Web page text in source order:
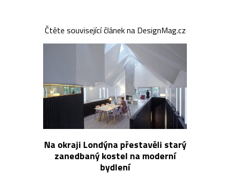
Čtěte související článek na DesignMag.cz
Na okraji Londýna přestavěli starý
zanedbaný kostel na moderní
bydlení